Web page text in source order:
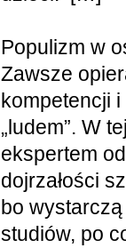
Populizm w
Zawsze
kompetencji
„ludem”. W
ekspertem
dojrzałości
bo wystarczą
studiów, po